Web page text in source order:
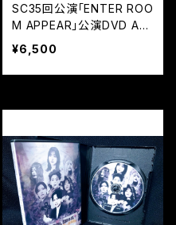
SC35回公演「ENTER ROO
M APPEAR」公演DVD AB
cast同梱+特典映像
¥6,500